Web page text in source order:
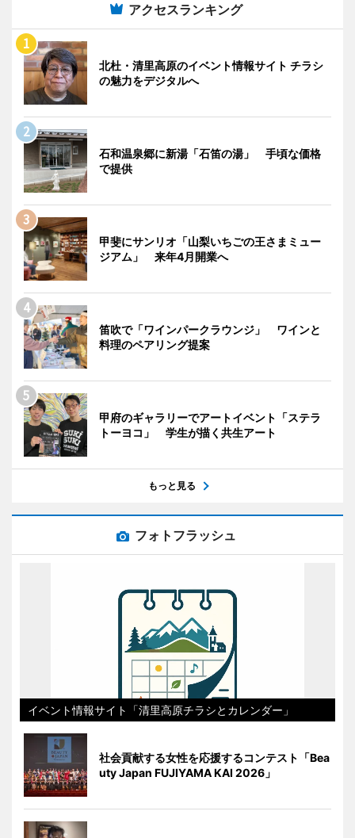
アクセスランキング
北杜・清里高原のイベント情報サイト チラシ
の魅力をデジタルへ
石和温泉郷に新湯「石笛の湯」 手頃な価格
で提供
甲斐にサンリオ「山梨いちごの王さまミュー
ジアム」 来年4月開業へ
笛吹で「ワインパークラウンジ」 ワインと
料理のペアリング提案
甲府のギャラリーでアートイベント「ステラ
トーヨコ」 学生が描く共生アート
もっと見る
フォトフラッシュ
イベント情報サイト「清里高原チラシとカレンダー」
社会貢献する女性を応援するコンテスト「Bea
uty Japan FUJIYAMA KAI 2026」